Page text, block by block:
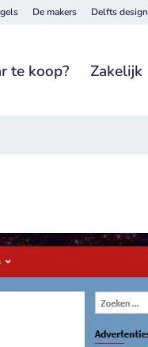
De makers Delfts design
te koop? Zakelijk